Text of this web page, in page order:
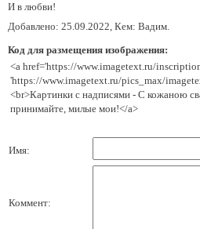
И в любви!
Добавлено: 25.09.2022, Кем: Вадим.
Код для размещения изображения:
<a href='https://www.imagetext.ru/
'https://www.imagetext.ru/pics_max/
<br>Картинки с надписями - С кожаною
принимайте, милые мои!</a>
Имя:
Коммент: